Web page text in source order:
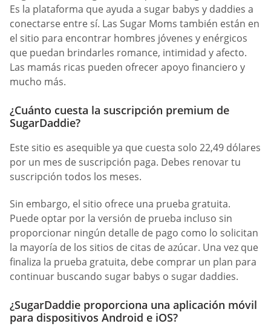
Es la plataforma que ayuda a sugar babys y daddies a
conectarse entre sí. Las Sugar Moms también están en
el sitio para encontrar hombres jóvenes y enérgicos
que puedan brindarles romance, intimidad y afecto.
Las mamás ricas pueden ofrecer apoyo financiero y
mucho más.
¿Cuánto cuesta la suscripción premium de
SugarDaddie?
Este sitio es asequible ya que cuesta solo 22,49 dólares
por un mes de suscripción paga. Debes renovar tu
suscripción todos los meses.
Sin embargo, el sitio ofrece una prueba gratuita.
Puede optar por la versión de prueba incluso sin
proporcionar ningún detalle de pago como lo solicitan
la mayoría de los sitios de citas de azúcar. Una vez que
finaliza la prueba gratuita, debe comprar un plan para
continuar buscando sugar babys o sugar daddies.
¿SugarDaddie proporciona una aplicación móvil
para dispositivos Android e iOS?